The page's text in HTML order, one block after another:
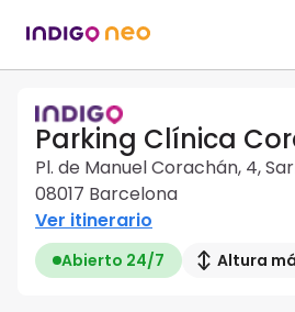
Parking Clínica
Pl. de Manuel Corachán, 4,
08017 Barcelona
Ver itinerario
Abierto 24/7 Altura